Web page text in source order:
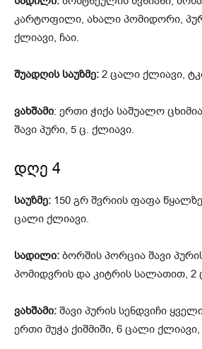
კარტოფილი, ახალი პომიდორი,
ქლიავი, ჩაი.
შუადღის საუზმე: 2 ცალი ქლიავი,
ვახშამი: ერთი ჭიქა საშუალო
შავი პური, 5 ც. ქლიავი.
დღე 4
საუზმე: 150 გრ შვრიის ფაფა
ცალი ქლიავი.
სადილი: ბორშის პორცია შავი
პომიდვრის და კიტრის სალათით, 2
ვახშამი: შავი პურის სენდვიჩი
ერთი მუჭა ქიშმიში, 6 ცალი